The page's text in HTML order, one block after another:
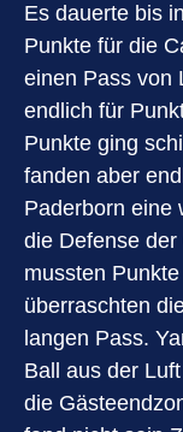
Es dauerte bis
Punkte für die
einen Pass von
endlich für
Punkte ging
fanden aber
Paderborn eine
die Defense
mussten
überraschten
langen Pass.
Ball aus der
die